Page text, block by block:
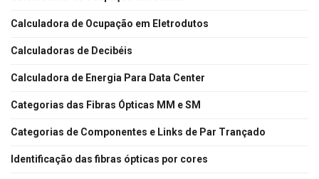
Calculadora de Ocupação em Eletrodutos
Calculadoras de Decibéis
Calculadora de Energia Para Data Center
Categorias das Fibras Ópticas MM e SM
Categorias de Componentes e Links de Par Trançado
Identificação das fibras ópticas por cores